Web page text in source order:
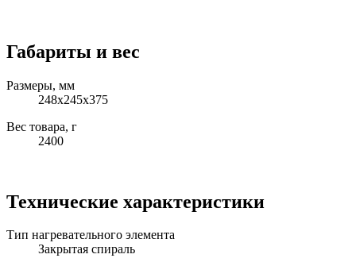
Габариты и вес
Размеры, мм
248x245x375
Вес товара, г
2400
Технические характеристики
Тип нагревательного элемента
Закрытая спираль